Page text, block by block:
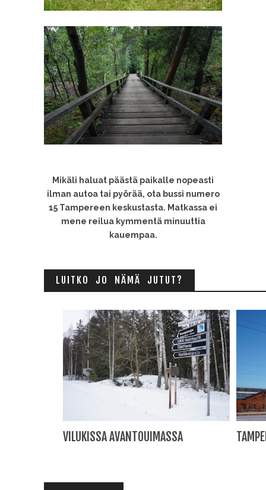
Mikäli haluat päästä paikalle nopeasti
ilman autoa tai pyörää, ota bussi numero
15 Tampereen keskustasta. Matkassa ei
mene reilua kymmentä minuuttia
kauempaa.
LUITKO JO NÄMÄ JUTUT?
VILUKISSA AVANTOUIMASSA